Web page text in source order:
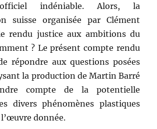
indéniable. Alors, la
suisse organisée par Clément
rendu justice aux ambitions du
? Le présent compte rendu
répondre aux questions posées
la production de Martin Barré
compte de la potentielle
divers phénomènes plastiques
donnée.